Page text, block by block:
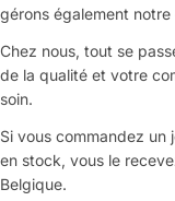
gérons également
Chez nous, tout se
de la qualité et votre
soin.
Si vous commandez
en stock, vous le
Belgique.